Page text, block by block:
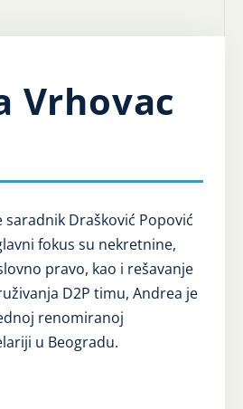
Vrhovac
saradnik Drašković Popović
fokus su nekretnine,
pravo, kao i rešavanje
D2P timu, Andrea je
renomiranoj
u Beogradu.